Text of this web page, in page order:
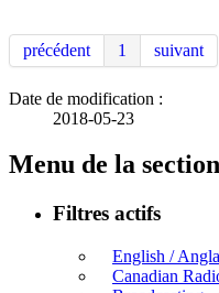
précédent 1 suivant
Date de modification :
2018-05-23
Menu de la section
Filtres actifs
English /
Canadian